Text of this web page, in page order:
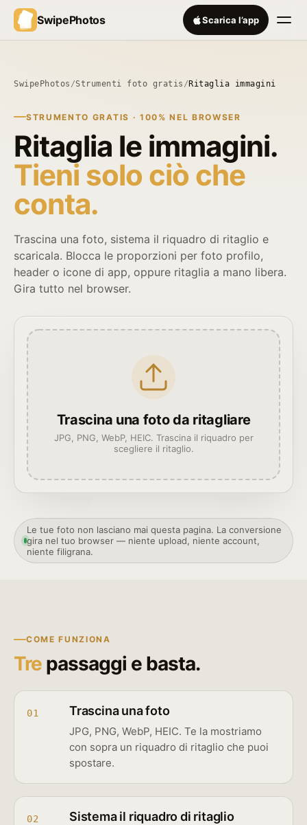
SwipePhotos Scarica l’app
SwipePhotos /Strumenti foto gratis / Ritaglia immagini
STRUMENTO GRATIS · 100% NEL BROWSER
Ritaglia le immagini.
Tieni solo ciò che
conta.
Trascina una foto, sistema il riquadro di ritaglio e
scaricala. Blocca le proporzioni per foto profilo,
header o icone di app, oppure ritaglia a mano libera.
Gira tutto nel browser.
Trascina una foto da ritagliare
JPG, PNG, WebP, HEIC. Trascina il riquadro per
scegliere il ritaglio.
Le tue foto non lasciano mai questa pagina. La conversione
gira nel tuo browser — niente upload, niente account,
niente filigrana.
COME FUNZIONA
Tre passaggi e basta.
01 Trascina una foto
JPG, PNG, WebP, HEIC. Te la mostriamo
con sopra un riquadro di ritaglio che puoi
spostare.
02 Sistema il riquadro di ritaglio